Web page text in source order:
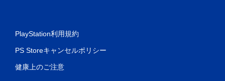
PlayStation利用規約
PS Storeキャンセルポリシー
健康上のご注意